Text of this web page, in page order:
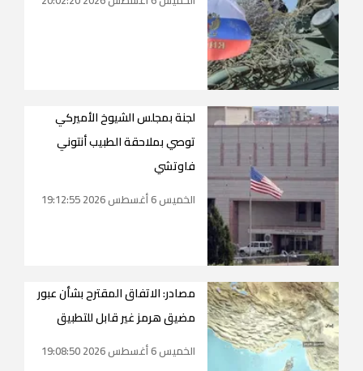
لجنة بمجلس الشيوخ الأميركي
توصي بملاحقة الطبيب أنتوني
فاوتشي
الخميس 6 أغسطس 2026 19:12:55
مصادر: الاتفاق المقترح بشأن عبور
مضيق هرمز غير قابل للتطبيق
الخميس 6 أغسطس 2026 19:08:50